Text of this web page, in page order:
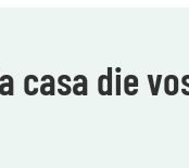
casa die